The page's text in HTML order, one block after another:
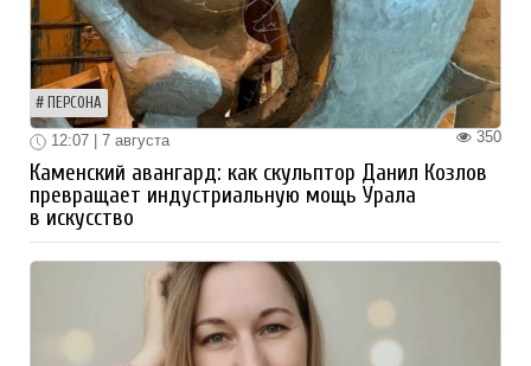
ПЕРСОНА
350
12:07 | 7 августа
Каменский авангард: как скульптор Данил Козлов
превращает индустриальную мощь Урала
в искусство